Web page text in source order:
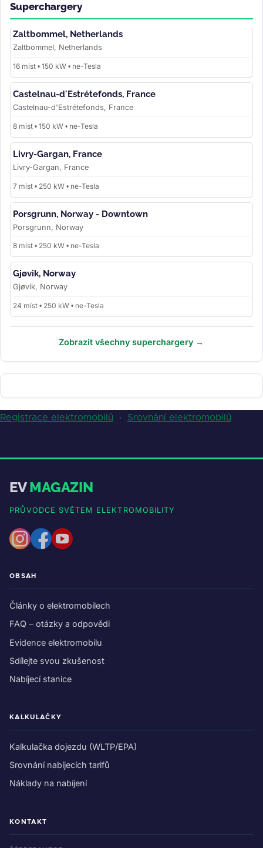
Superchargery
Zaltbommel, Netherlands
Zaltbommel, Netherlands
16 míst • 150 kW • ne-Tesla
Castelnau-d'Estrétefonds, France
Castelnau-d'Estrétefonds, France
8 míst • 150 kW • ne-Tesla
Livry-Gargan, France
Livry-Gargan, France
7 míst • 250 kW • ne-Tesla
Porsgrunn, Norway - Downtown
Porsgrunn, Norway
8 míst • 250 kW • ne-Tesla
Gjøvik, Norway
Gjøvik, Norway
24 míst • 250 kW • ne-Tesla
Zobrazit všechny superchargery →
Registrace elektromobilů · Srovnání elektromobilů
EVMAGAZIN
PRŮVODCE SVĚTEM ELEKTROMOBILITY
OBSAH
Články o elektromobilech
FAQ – otázky a odpovědi
Evidence elektromobilu
Sdílejte svou zkušenost
Nabíjecí stanice
KALKULAČKY
Kalkulačka dojezdu (WLTP/EPA)
Srovnání nabíjecích tarifů
Náklady na nabíjení
KONTAKT